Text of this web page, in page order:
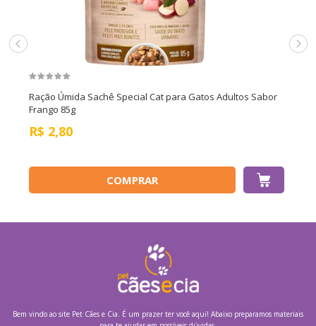
Ração Úmida Sachê Special Cat para Gatos Adultos Sabor
Frango 85g
R$ 2,80
COMPRAR
Bem vindo ao site Pet Cães e Cia. É um prazer ter você aqui! Abaixo preparamos materiais